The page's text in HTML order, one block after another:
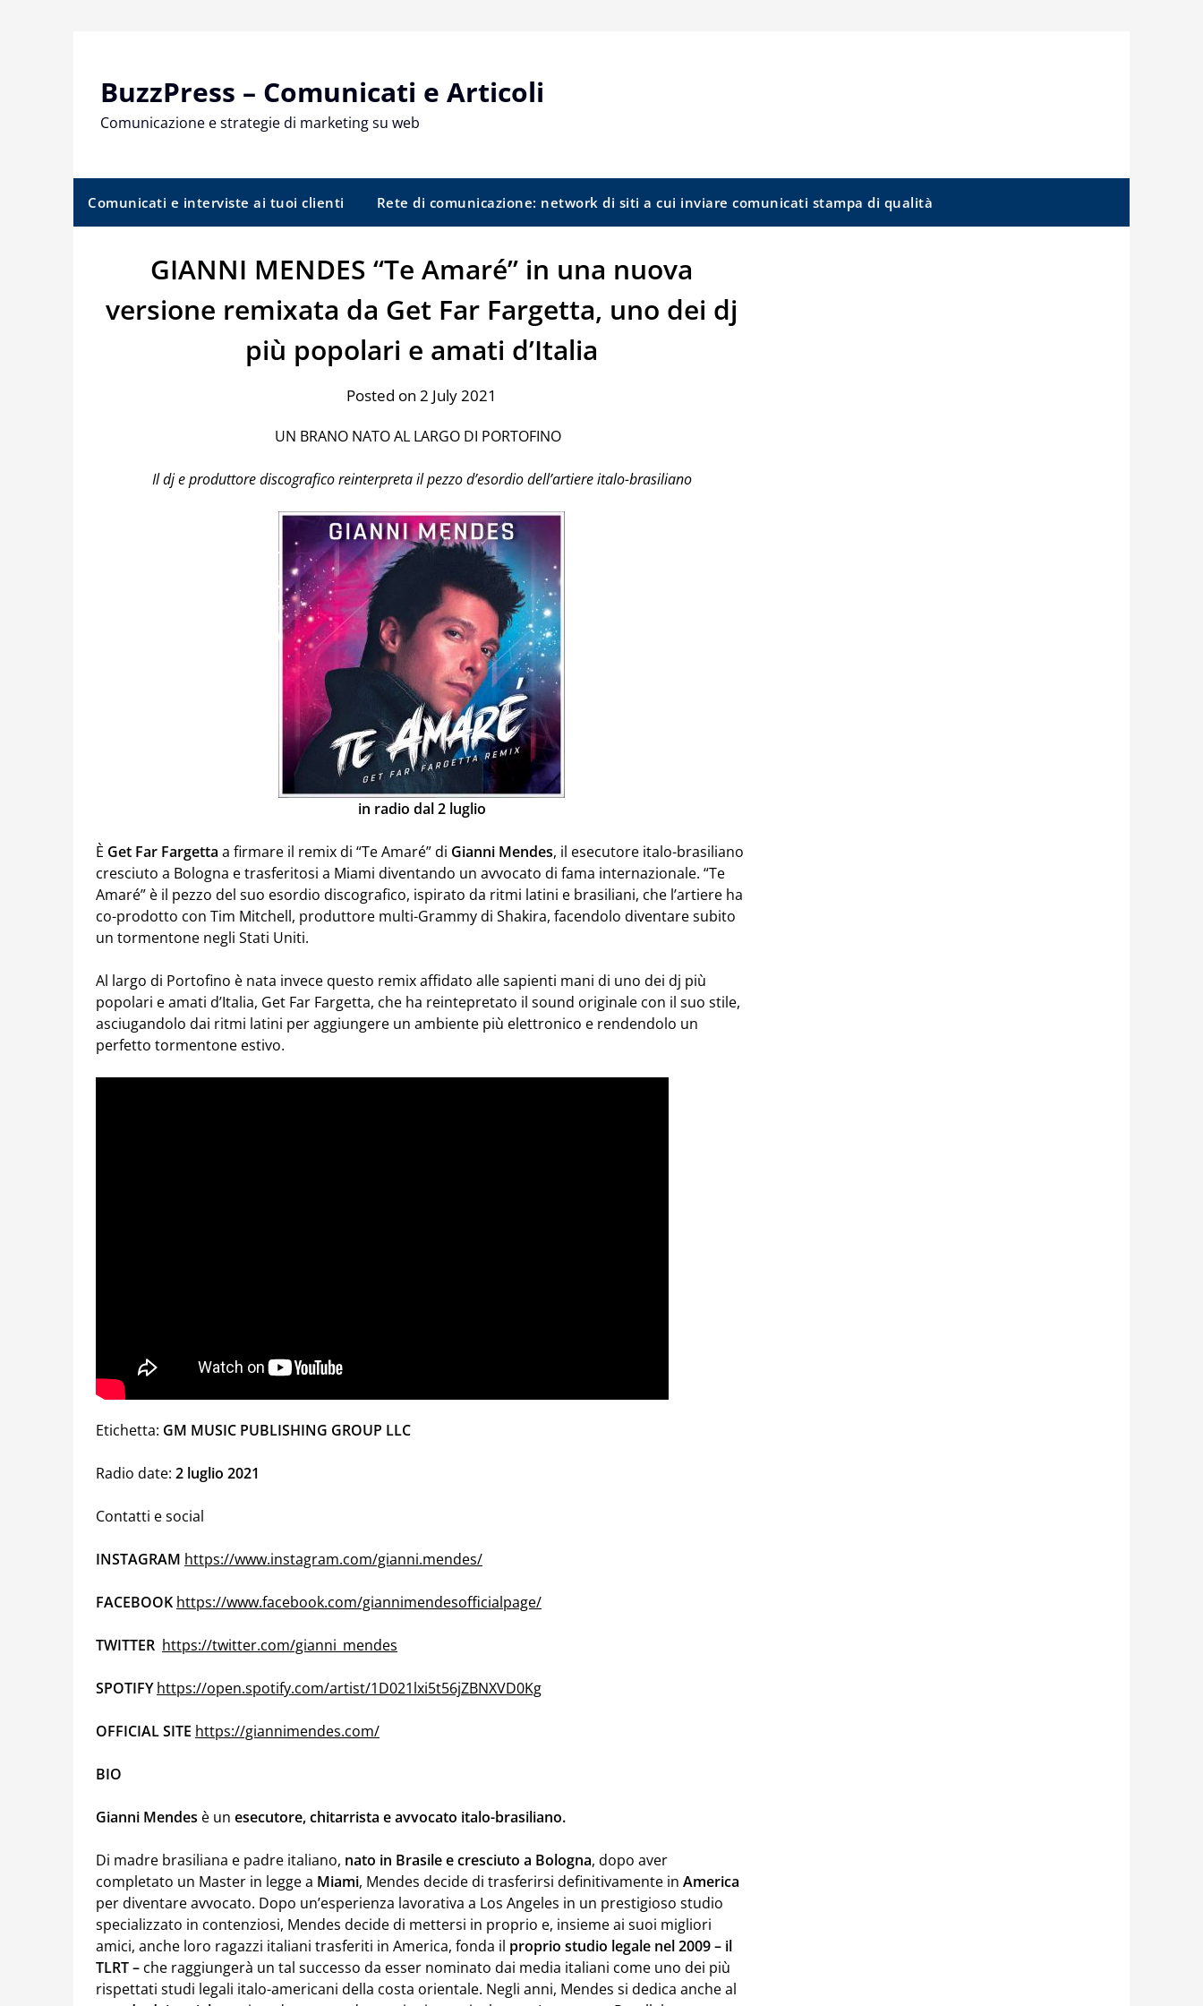
BuzzPress – Comunicati e Articoli
Comunicazione e strategie di marketing su web
Comunicati e interviste ai tuoi clienti Rete di comunicazione: network di siti a cui inviare comunicati stampa di qualità
GIANNI MENDES “Te Amaré” in una nuova
versione remixata da Get Far Fargetta, uno dei dj
più popolari e amati d’Italia
Posted on 2 July 2021
UN BRANO NATO AL LARGO DI PORTOFINO
Il dj e produttore discografico reinterpreta il pezzo d’esordio dell’artiere italo-brasiliano
in radio dal 2 luglio
È Get Far Fargetta a firmare il remix di “Te Amaré” di Gianni Mendes, il esecutore italo-brasiliano
cresciuto a Bologna e trasferitosi a Miami diventando un avvocato di fama internazionale. “Te
Amaré” è il pezzo del suo esordio discografico, ispirato da ritmi latini e brasiliani, che l’artiere ha
co-prodotto con Tim Mitchell, produttore multi-Grammy di Shakira, facendolo diventare subito
un tormentone negli Stati Uniti.
Al largo di Portofino è nata invece questo remix affidato alle sapienti mani di uno dei dj più
popolari e amati d’Italia, Get Far Fargetta, che ha reintepretato il sound originale con il suo stile,
asciugandolo dai ritmi latini per aggiungere un ambiente più elettronico e rendendolo un
perfetto tormentone estivo.
Etichetta: GM MUSIC PUBLISHING GROUP LLC
Radio date: 2 luglio 2021
Contatti e social
INSTAGRAM https://www.instagram.com/gianni.mendes/
FACEBOOK https://www.facebook.com/giannimendesofficialpage/
TWITTER https://twitter.com/gianni_mendes
SPOTIFY https://open.spotify.com/artist/1D021lxi5t56jZBNXVD0Kg
OFFICIAL SITE https://giannimendes.com/
BIO
Gianni Mendes è un esecutore, chitarrista e avvocato italo-brasiliano.
Di madre brasiliana e padre italiano, nato in Brasile e cresciuto a Bologna, dopo aver
completato un Master in legge a Miami, Mendes decide di trasferirsi definitivamente in America
per diventare avvocato. Dopo un’esperienza lavorativa a Los Angeles in un prestigioso studio
specializzato in contenziosi, Mendes decide di mettersi in proprio e, insieme ai suoi migliori
amici, anche loro ragazzi italiani trasferiti in America, fonda il proprio studio legale nel 2009 – il
TLRT – che raggiungerà un tal successo da esser nominato dai media italiani come uno dei più
rispettati studi legali italo-americani della costa orientale. Negli anni, Mendes si dedica anche al